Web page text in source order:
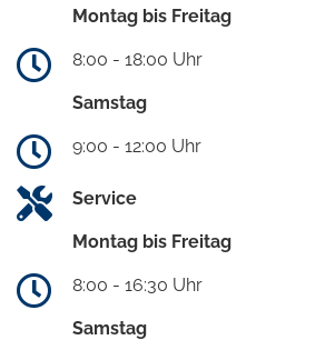
Montag bis Freitag
8:00 - 18:00 Uhr
Samstag
9:00 - 12:00 Uhr
Service
Montag bis Freitag
8:00 - 16:30 Uhr
Samstag